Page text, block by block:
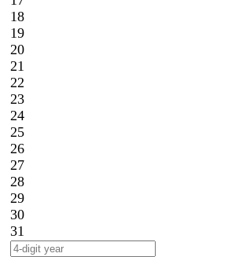
18
19
20
21
22
23
24
25
26
27
28
29
30
31